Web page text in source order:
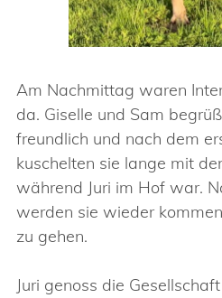
Am Nachmittag waren
da. Giselle und Sam
freundlich und nach dem
kuschelten sie lange mit
während Juri im Hof war.
werden sie wieder
zu gehen.
Juri genoss die